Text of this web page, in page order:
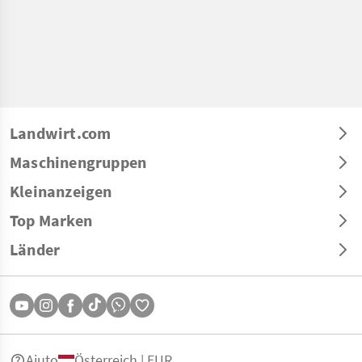
Landwirt.com
Maschinengruppen
Kleinanzeigen
Top Marken
Länder